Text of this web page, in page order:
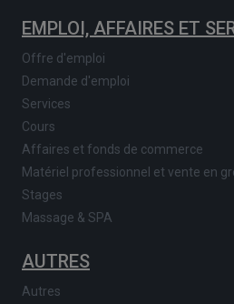
EMPLOI, AFFAIRES ET
Offre d'emploi
Demande d'emploi
Services
Cours
Affaires et fonds de commerce
Matériel professionnel et vente en
Stages
Massage & SPA
AUTRES
Autres